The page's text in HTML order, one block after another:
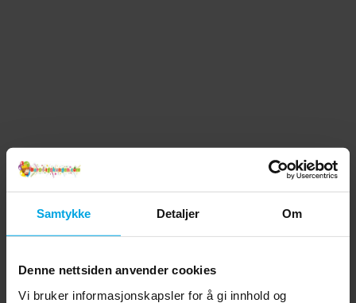
Samtykke Detaljer Om
Denne nettsiden anvender cookies
Vi bruker informasjonskapsler for å gi innhold og